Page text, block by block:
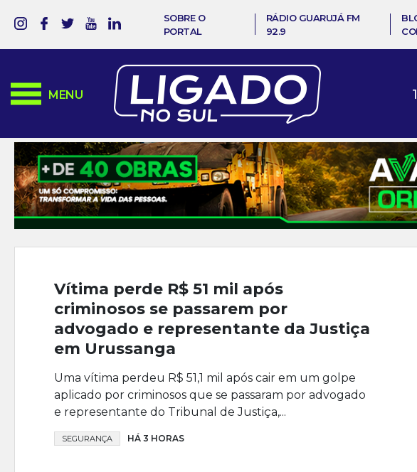
SOBRE O
PORTAL
RÁDIO GUARUJÁ FM
92.9
MENU
Vítima perde R$ 51 mil após
criminosos se passarem por
advogado e representante da Justiça
em Urussanga
Uma vítima perdeu R$ 51,1 mil após cair em um golpe
aplicado por criminosos que se passaram por advogado
e representante do Tribunal de Justiça,...
SEGURANÇA HÁ 3 HORAS